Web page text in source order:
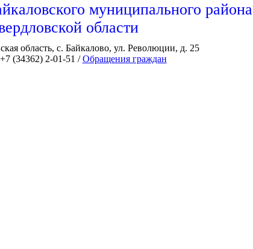
муниципального района
области
область, с. Байкалово, ул. Революции, д. 25
(34362) 2-01-51 /Обращения граждан